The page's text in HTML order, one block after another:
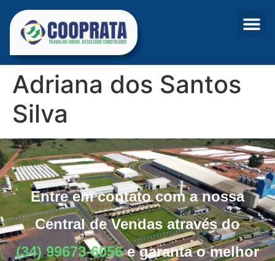
Adriana dos Santos
Silva
Entre em contato com a nossa
Central de Vendas através do
(34) 99673-6056 e garanta o melhor